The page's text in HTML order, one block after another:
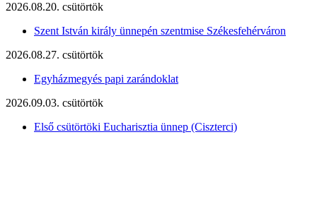
2026.08.20. csütörtök
Szent István király ünnepén szentmise Székesfehérváron
2026.08.27. csütörtök
Egyházmegyés papi zarándoklat
2026.09.03. csütörtök
Első csütörtöki Eucharisztia ünnep (Ciszterci)